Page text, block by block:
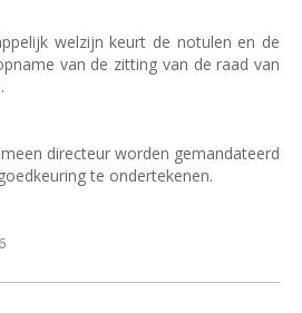
welzijn keurt de notulen en de
van de zitting van de raad van
directeur worden gemandateerd
te ondertekenen.